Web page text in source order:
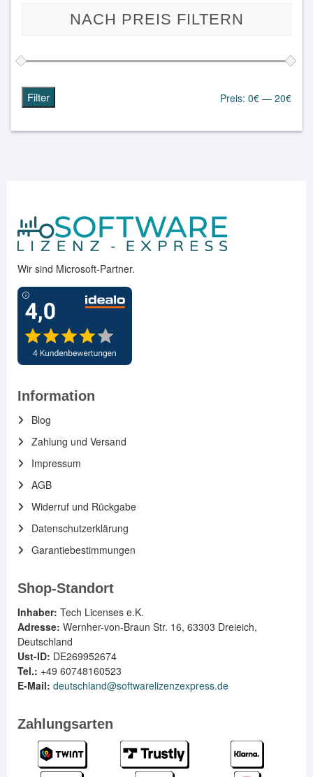
NACH PREIS FILTERN
Filter Preis: 0€ — 20€
Wir sind Microsoft-Partner.
Information
Blog
Zahlung und Versand
Impressum
AGB
Widerruf und Rückgabe
Datenschutzerklärung
Garantiebestimmungen
Shop-Standort
Inhaber: Tech Licenses e.K.
Adresse: Wernher-von-Braun Str. 16, 63303 Dreieich,
Deutschland
Ust-ID: DE269952674
Tel.: +49 60748160523
E-Mail: deutschland@softwarelizenzexpress.de
Zahlungsarten